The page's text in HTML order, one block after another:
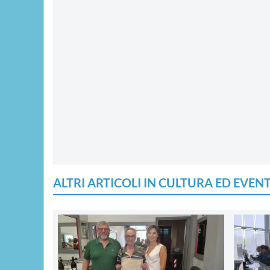
ALTRI ARTICOLI IN CULTURA ED